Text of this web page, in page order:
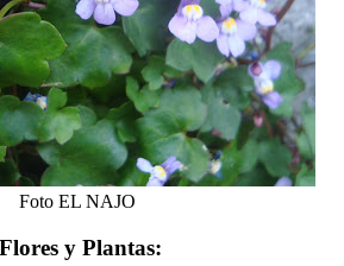
Foto EL NAJO
y Plantas: